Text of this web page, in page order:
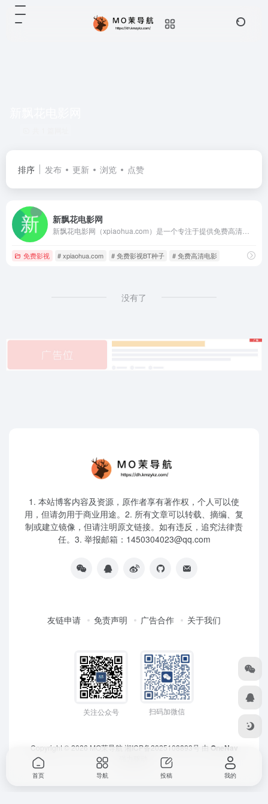
排序 发布 更新 浏览 点赞
新飘花电影网
免费影视 # xpiaohua.com # 免费影视BT种子 # 免费高清电影
没有了
1. 本站博客内容及资源，原作者享有著作权，个人可以使
用，但请勿用于商业用途。2. 所有文章可以转载、摘编、复
制或建立镜像，但请注明原文链接。如有违反，追究法律责
任。3. 举报邮箱：1450304023@qq.com
友链申请 免责声明 广告合作 关于我们
关注公众号 扫码加微信
Copyright © 2026 MO茉导航 湘ICP备2025108893号 由 OneNav
首页 导航 投稿 我的